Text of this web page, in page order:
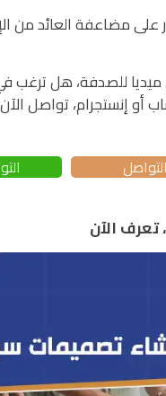
على مضاعفة العائد من
للصدفة، هل
، تعرف الآن